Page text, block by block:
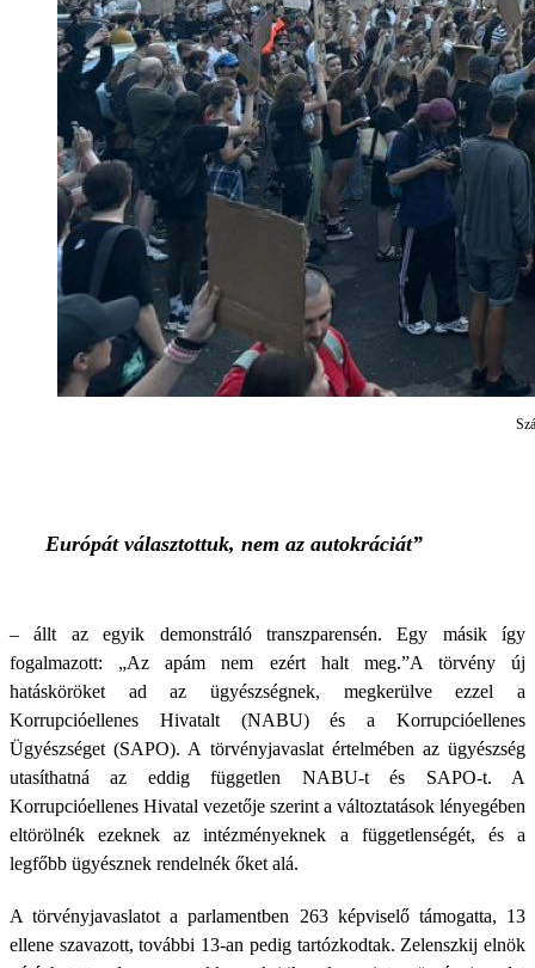
Európát választottuk, nem az autokráciát”
– állt az egyik demonstráló transzparensén. Egy másik így
fogalmazott: „Az apám nem ezért halt meg.”A törvény új
hatásköröket ad az ügyészségnek, megkerülve ezzel a
Korrupcióellenes Hivatalt (NABU) és a Korrupcióellenes
Ügyészséget (SAPO). A törvényjavaslat értelmében az ügyészség
utasíthatná az eddig független NABU-t és SAPO-t. A
Korrupcióellenes Hivatal vezetője szerint a változtatások lényegében
eltörölnék ezeknek az intézményeknek a függetlenségét, és a
legfőbb ügyésznek rendelnék őket alá.
A törvényjavaslatot a parlamentben 263 képviselő támogatta, 13
ellene szavazott, további 13-an pedig tartózkodtak. Zelenszkij elnök